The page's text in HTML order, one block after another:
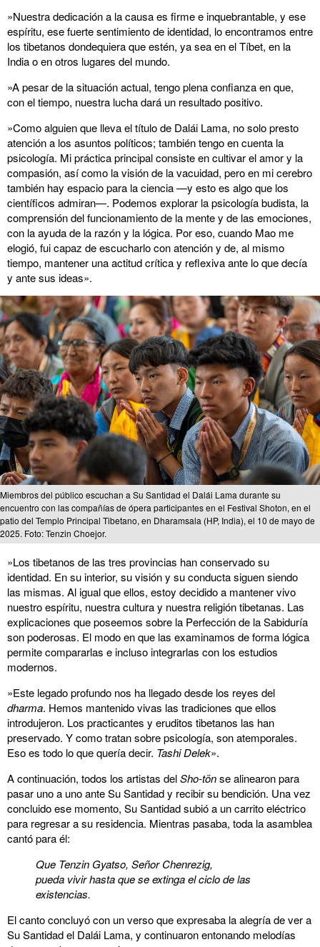
»Nuestra dedicación a la causa es firme e inquebrantable, y ese
espíritu, ese fuerte sentimiento de identidad, lo encontramos entre
los tibetanos dondequiera que estén, ya sea en el Tíbet, en la
India o en otros lugares del mundo.
»A pesar de la situación actual, tengo plena confianza en que,
con el tiempo, nuestra lucha dará un resultado positivo.
»Como alguien que lleva el título de Dalái Lama, no solo presto
atención a los asuntos políticos; también tengo en cuenta la
psicología. Mi práctica principal consiste en cultivar el amor y la
compasión, así como la visión de la vacuidad, pero en mi cerebro
también hay espacio para la ciencia —y esto es algo que los
científicos admiran—. Podemos explorar la psicología budista, la
comprensión del funcionamiento de la mente y de las emociones,
con la ayuda de la razón y la lógica. Por eso, cuando Mao me
elogió, fui capaz de escucharlo con atención y de, al mismo
tiempo, mantener una actitud crítica y reflexiva ante lo que decía
y ante sus ideas».
Miembros del público escuchan a Su Santidad el Dalái Lama durante su
encuentro con las compañías de ópera participantes en el Festival Shoton, en el
patio del Templo Principal Tibetano, en Dharamsala (HP, India), el 10 de mayo de
2025. Foto: Tenzin Choejor.
»Los tibetanos de las tres provincias han conservado su
identidad. En su interior, su visión y su conducta siguen siendo
las mismas. Al igual que ellos, estoy decidido a mantener vivo
nuestro espíritu, nuestra cultura y nuestra religión tibetanas. Las
explicaciones que poseemos sobre la Perfección de la Sabiduría
son poderosas. El modo en que las examinamos de forma lógica
permite compararlas e incluso integrarlas con los estudios
modernos.
»Este legado profundo nos ha llegado desde los reyes del
dharma. Hemos mantenido vivas las tradiciones que ellos
introdujeron. Los practicantes y eruditos tibetanos las han
preservado. Y como tratan sobre psicología, son atemporales.
Eso es todo lo que quería decir. Tashi Delek».
A continuación, todos los artistas delSho-tönse alinearon para
pasar uno a uno ante Su Santidad y recibir su bendición. Una vez
concluido ese momento, Su Santidad subió a un carrito eléctrico
para regresar a su residencia. Mientras pasaba, toda la asamblea
cantó para él:
Que Tenzin Gyatso, Señor Chenrezig,
pueda vivir hasta que se extinga el ciclo de las
existencias.
El canto concluyó con un verso que expresaba la alegría de ver a
Su Santidad el Dalái Lama, y continuaron entonando melodías